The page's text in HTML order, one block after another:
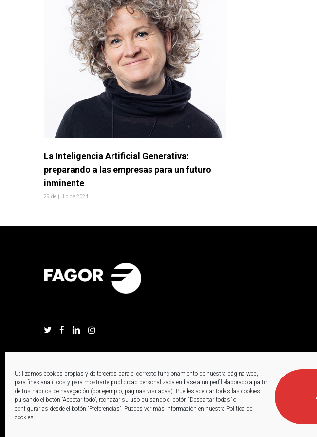
Utilizamos cookies propias y de terceros para el correcto funcionamiento de nuestra página web,
para fines analíticos y para mostrarte publicidad personalizada en base a un perfil elaborado a partir
de tus hábitos de navegación (por ejemplo, páginas visitadas). Puedes aceptar todas las cookies
pulsando el botón “Aceptar todo”, rechazar su uso pulsando el botón “Descartar todas” o
configurarlas desde el botón “Preferencias”. Puedes ver más información en nuestra Política de
cookies.
La Inteligencia Artificial Generativa:
preparando a las empresas para un futuro
inminente
29 de julio de 2024